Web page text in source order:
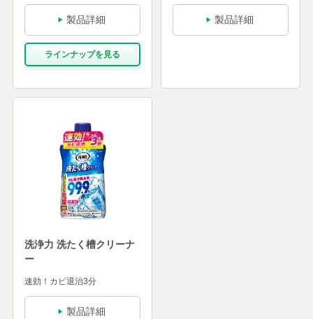
製品詳細
ラインナップを⾒る
製品詳細
洗浄力 洗たく槽クリーナ
ー
速効！カビ退治3分
製品詳細